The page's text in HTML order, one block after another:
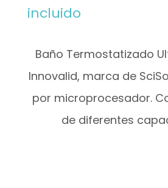
était :
1.400,00 €.
incluido
Baño Termostatizado
Innovalid, marca de
por microprocesador.
de diferentes